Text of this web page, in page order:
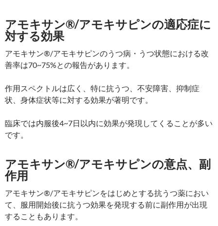
アモキサン®/アモキサピンの適応症に
対する効果
アモキサン®/アモキサピンのうつ病・うつ状態における改
善率は70~75%との報告があります。
作用スペクトルは広く、特に抗うつ、不安障害、抑制症
状、身体症状等に対する効果が著明です。
臨床では内服後4~7日以内に効果が発現してくることが多い
です。
アモキサン®/アモキサピンの意点、副
作用
アモキサン®/アモキサピンをはじめとする抗うつ薬におい
て、服用開始後に抗うつ効果を発現する前に副作用が出現
することもあります。